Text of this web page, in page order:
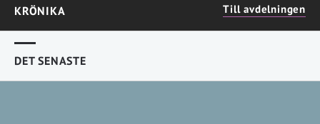
KRÖNIKA Till avdelningen
DET SENASTE